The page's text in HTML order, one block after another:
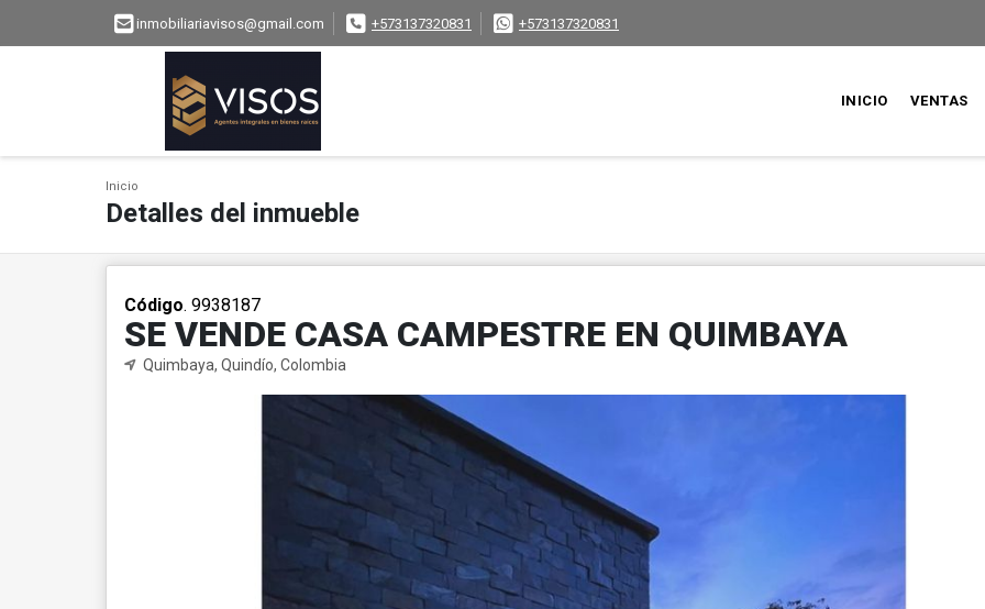
inmobiliariavisos@gmail.com +573137320831 +573137320831
INICIO VENTAS
Inicio
Detalles del inmueble
Código. 9938187
SE VENDE CASA CAMPESTRE EN QUIMBAYA
Quimbaya, Quindío, Colombia